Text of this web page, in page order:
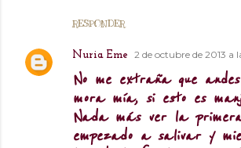
RESPONDER
Nuria Eme 2 de octubre de 2013 a
No me extraña que
mora mía, si esto es
Nada más ver la
empezado a salivar y